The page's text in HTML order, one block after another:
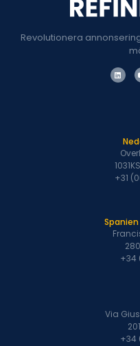
Revolutionera
+31
+34
Via
+34